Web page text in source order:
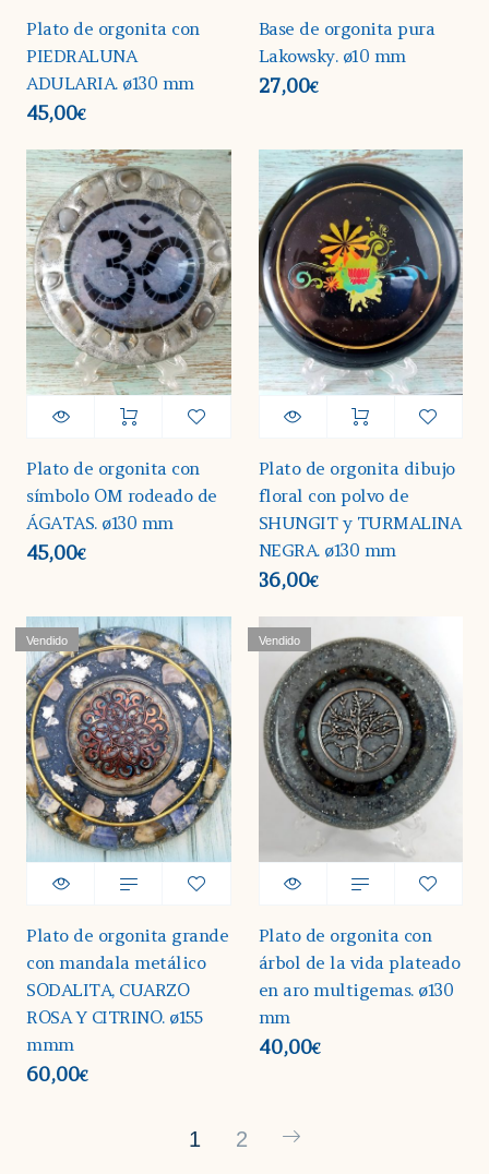
Plato de orgonita con
PIEDRALUNA
ADULARIA. ø130 mm
45,00€
Base de orgonita pura
Lakowsky. ø10 mm
27,00€
Plato de orgonita con
símbolo OM rodeado de
ÁGATAS. ø130 mm
45,00€
Plato de orgonita dibujo
floral con polvo de
SHUNGIT y TURMALINA
NEGRA. ø130 mm
36,00€
Vendido
Plato de orgonita grande
con mandala metálico
SODALITA, CUARZO
ROSA Y CITRINO. ø155
mmm
60,00€
Vendido
Plato de orgonita con
árbol de la vida plateado
en aro multigemas. ø130
mm
40,00€
1 2